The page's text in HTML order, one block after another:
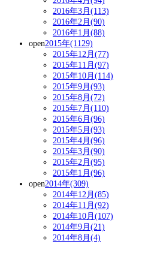
2016年3月(113)
2016年2月(90)
2016年1月(88)
open2015年(1129)
2015年12月(77)
2015年11月(97)
2015年10月(114)
2015年9月(93)
2015年8月(72)
2015年7月(110)
2015年6月(96)
2015年5月(93)
2015年4月(96)
2015年3月(90)
2015年2月(95)
2015年1月(96)
open2014年(309)
2014年12月(85)
2014年11月(92)
2014年10月(107)
2014年9月(21)
2014年8月(4)